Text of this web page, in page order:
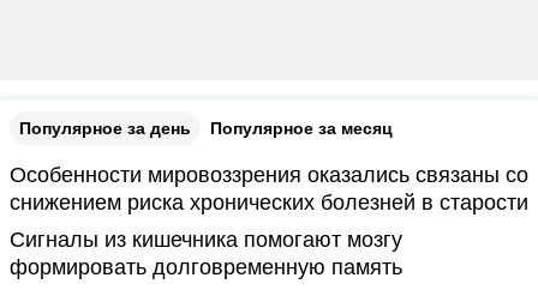
Популярное за день Популярное за месяц
Особенности мировоззрения оказались связаны со
снижением риска хронических болезней в старости
Сигналы из кишечника помогают мозгу
формировать долговременную память